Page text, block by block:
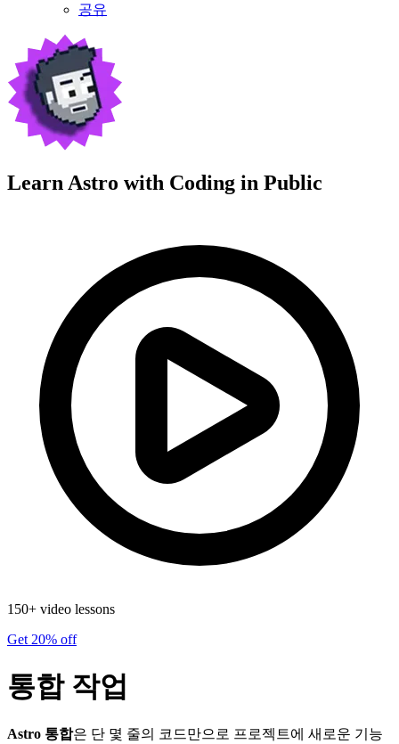
공유
Learn Astro with Coding in Public
150+ video lessons
Get 20% off
통합 작업
Astro 통합은 단 몇 줄의 코드만으로 프로젝트에 새로운 기능